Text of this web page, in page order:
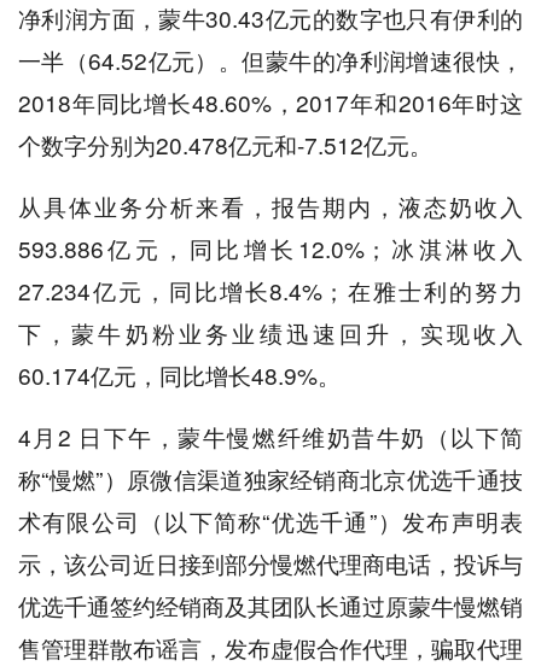
净利润方面，蒙牛30.43亿元的数字也只有伊利的
一半（64.52亿元）。但蒙牛的净利润增速很快，
2018年同比增长48.60%，2017年和2016年时这
个数字分别为20.478亿元和-7.512亿元。
从具体业务分析来看，报告期内，液态奶收入
593.886亿元，同比增长12.0%；冰淇淋收入
27.234亿元，同比增长8.4%；在雅士利的努力
下，蒙牛奶粉业务业绩迅速回升，实现收入
60.174亿元，同比增长48.9%。
4月2 日下午，蒙牛慢燃纤维奶昔牛奶（以下简
称“慢燃”）原微信渠道独家经销商北京优选千通技
术有限公司（以下简称“优选千通”）发布声明表
示，该公司近日接到部分慢燃代理商电话，投诉与
优选千通签约经销商及其团队长通过原蒙牛慢燃销
售管理群散布谣言，发布虚假合作代理，骗取代理